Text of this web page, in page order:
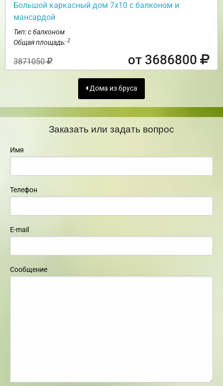
Большой каркасный дом 7х10 с балконом и
мансардой
Тип: с балконом
Общая площадь: 2
3871050 от 3686800
Дома из бруса
Заказать или задать вопрос
Имя
Телефон
E-mail
Сообщение